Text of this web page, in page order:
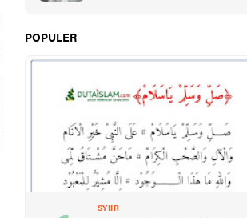
POPULER
SYIIR